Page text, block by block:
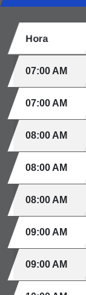
Hora
07:00 AM
07:00 AM
08:00 AM
08:00 AM
08:00 AM
09:00 AM
09:00 AM